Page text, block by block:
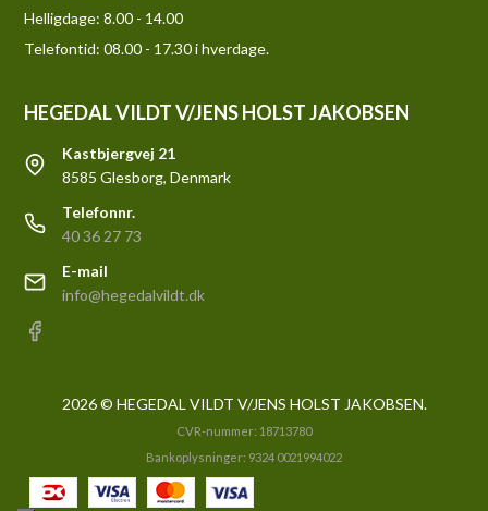
Helligdage: 8.00 - 14.00
Telefontid: 08.00 - 17.30 i hverdage.
HEGEDAL VILDT V/JENS HOLST JAKOBSEN
Kastbjergvej 21
8585 Glesborg, Denmark
Telefonnr.
40 36 27 73
E-mail
info@hegedalvildt.dk
2026 © HEGEDAL VILDT V/JENS HOLST JAKOBSEN.
CVR-nummer: 18713780
Bankoplysninger: 9324 0021994022